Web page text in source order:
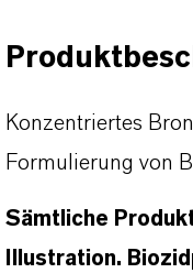
Konzentriertes
Formulierung von
Sämtliche
Illustration.